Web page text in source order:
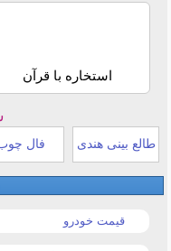
استخاره با قرآن
طالع بینی هندی فال
قیمت خودرو